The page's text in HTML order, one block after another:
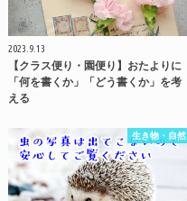
2023.9.13
【クラス便り・園便り】おたよりに
「何を書くか」「どう書くか」を考
える
生き物・自然